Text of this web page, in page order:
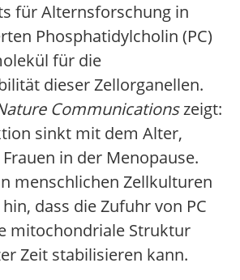
für Alternsforschung in
Phosphatidylcholin (PC)
für die
dieser Zellorganellen.
Communicationszeigt:
sinkt mit dem Alter,
in der Menopause.
menschlichen Zellkulturen
dass die Zufuhr von PC
mitochondriale Struktur
Zeit stabilisieren kann.